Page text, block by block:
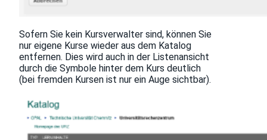
Sofern Sie kein Kursverwalter sind, können Sie
nur eigene Kurse wieder aus dem Katalog
entfernen. Dies wird auch in der Listenansicht
durch die Symbole hinter dem Kurs deutlich
(bei fremden Kursen ist nur ein Auge sichtbar).